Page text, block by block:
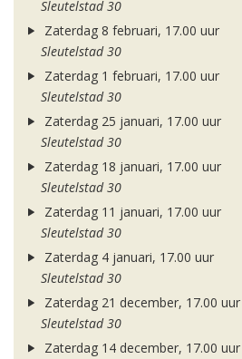
Sleutelstad 30
Zaterdag 8 februari, 17.00 uur
Sleutelstad 30
Zaterdag 1 februari, 17.00 uur
Sleutelstad 30
Zaterdag 25 januari, 17.00 uur
Sleutelstad 30
Zaterdag 18 januari, 17.00 uur
Sleutelstad 30
Zaterdag 11 januari, 17.00 uur
Sleutelstad 30
Zaterdag 4 januari, 17.00 uur
Sleutelstad 30
Zaterdag 21 december, 17.00 uur
Sleutelstad 30
Zaterdag 14 december, 17.00 uur